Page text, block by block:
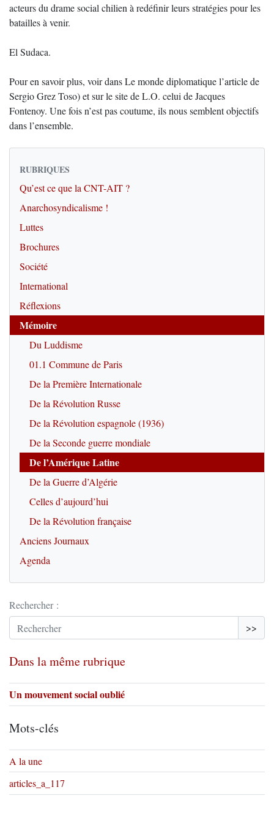
acteurs du drame social chilien à redéfinir leurs stratégies pour les
batailles à venir.
El Sudaca.
Pour en savoir plus, voir dans Le monde diplomatique l’article de
Sergio Grez Toso) et sur le site de L.O. celui de Jacques
Fontenoy. Une fois n’est pas coutume, ils nous semblent objectifs
dans l’ensemble.
RUBRIQUES
Qu’est ce que la CNT-AIT ?
Anarchosyndicalisme !
Luttes
Brochures
Société
International
Réflexions
Mémoire
Du Luddisme
01.1 Commune de Paris
De la Première Internationale
De la Révolution Russe
De la Révolution espagnole (1936)
De la Seconde guerre mondiale
De l’Amérique Latine
De la Guerre d’Algérie
Celles d’aujourd’hui
De la Révolution française
Anciens Journaux
Agenda
Rechercher :
>>
Dans la même rubrique
Un mouvement social oublié
Mots-clés
A la une
articles_a_117